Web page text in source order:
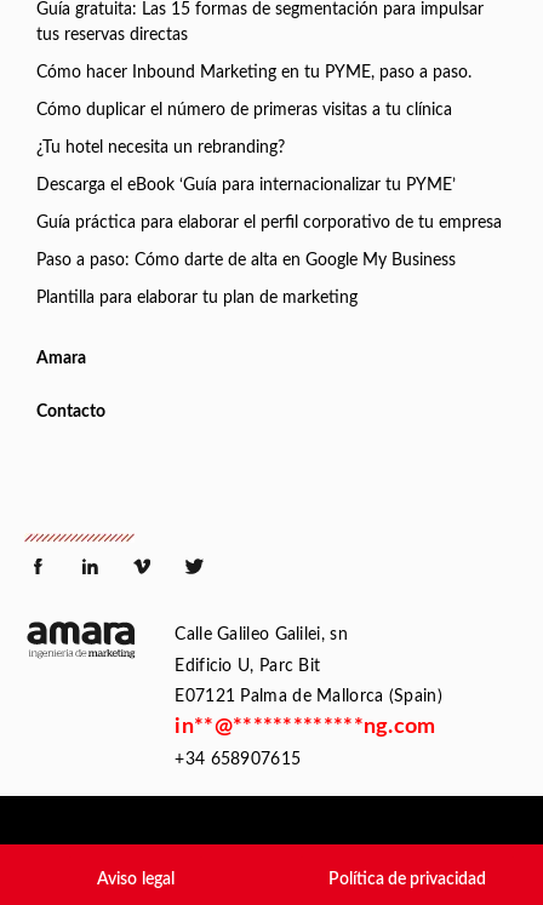
Guía gratuita: Las 15 formas de segmentación para impulsar
tus reservas directas
Cómo hacer Inbound Marketing en tu PYME, paso a paso.
Cómo duplicar el número de primeras visitas a tu clínica
¿Tu hotel necesita un rebranding?
Descarga el eBook ‘Guía para internacionalizar tu PYME’
Guía práctica para elaborar el perfil corporativo de tu empresa
Paso a paso: Cómo darte de alta en Google My Business
Plantilla para elaborar tu plan de marketing
Amara
Contacto
Calle Galileo Galilei, sn
Edificio U, Parc Bit
E07121 Palma de Mallorca (Spain)
in**@*************ng.com
+34 658907615
Aviso legal Política de privacidad